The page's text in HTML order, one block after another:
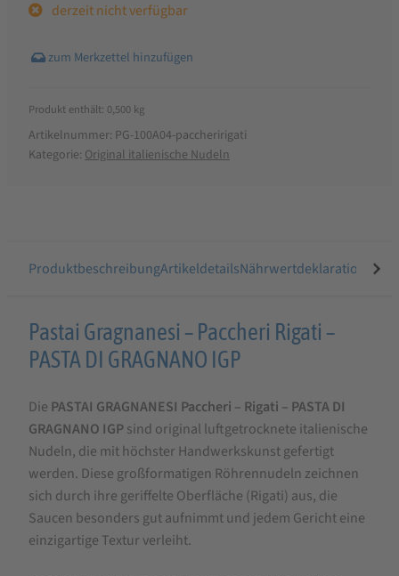
derzeit nicht verfügbar
Produkt enthält: 0,500 kg
Artikelnummer: PG-100A04-paccheririgati
Kategorie: Original italienische Nudeln
ProduktbeschreibungArtikeldetailsNährwertdeklaration
Produktbeschreibung
für
Rigati
500
g
PASTA
DI
GRAGNANO
Pastai Gragnanesi – Paccheri Rigati –
PASTA DI GRAGNANO IGP
Die PASTAI GRAGNANESI Paccheri – Rigati – PASTA DI
GRAGNANO IGPsind original luftgetrocknete italienische
Nudeln, die mit höchster Handwerkskunst gefertigt
werden. Diese großformatigen Röhrennudeln zeichnen
sich durch ihre geriffelte Oberfläche (Rigati) aus, die
Saucen besonders gut aufnimmt und jedem Gericht eine
einzigartige Textur verleiht.